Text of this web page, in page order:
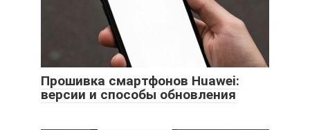
Прошивка смартфонов Huawei:
версии и способы обновления